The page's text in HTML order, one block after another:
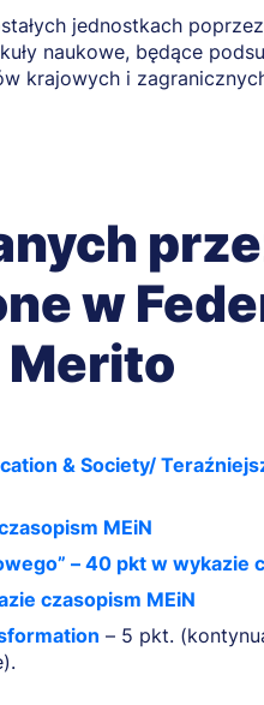
jednostkach
naukowe, będące
krajowych i
w
Merito
& Society/
MEiN
– 40 pkt w wykazie
czasopism MEiN
– 5 pkt.